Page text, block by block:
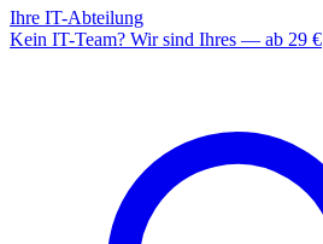
Ihre IT-Abteilung
Kein IT-Team? Wir sind Ihres — ab 29 €